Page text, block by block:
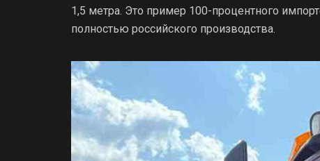
1,5 метра. Это пример 100-процентного
полностью российского производства.